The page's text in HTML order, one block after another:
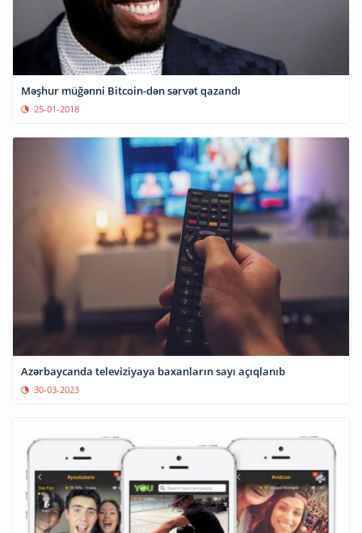
Məşhur müğənni Bitcoin-dən sərvət qazandı
25-01-2018
Azərbaycanda televiziyaya baxanların sayı açıqlanıb
30-03-2023